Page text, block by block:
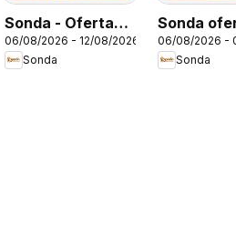
Sonda - Ofertas
da semana
06/08/2026 - 12/08/2026
Sonda
Sonda
Quinta da
Economia
06/08/2026 -
Sonda